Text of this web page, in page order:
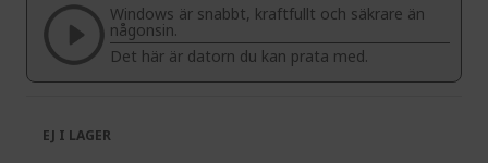
images
gallery
the
images
gallery
Windows är snabbt, kraftfullt och säkrare än
någonsin.
Det här är datorn du kan prata med.
EJ I LAGER